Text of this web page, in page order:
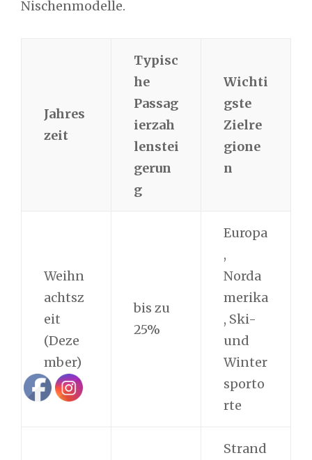
Nischenmodelle.
Jahres
zeit
Typisc
he
Passag
ierzah
lenstei
gerun
g
Wichti
gste
Zielre
gione
n
Weihn
achtsz
eit
(Deze
mber)
bis zu
25%
Europa
,
Norda
merika
, Ski-
und
Winter
sporto
rte
Strand